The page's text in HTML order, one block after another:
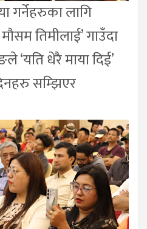
गर्नेहरुका लागि
तिमीलाई’ गाउँदा
‘यति धेरै माया दिई’
सम्झिएर